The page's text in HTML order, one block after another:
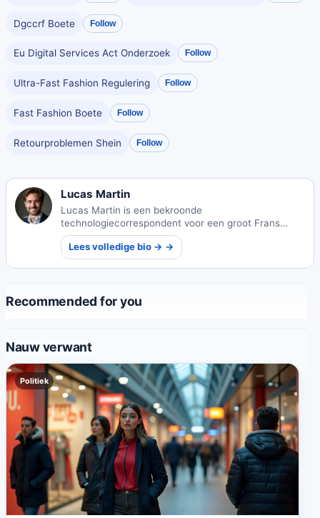
Dgccrf Boete Follow
Eu Digital Services Act Onderzoek Follow
Ultra-Fast Fashion Regulering Follow
Fast Fashion Boete Follow
Retourproblemen Shein Follow
Lucas Martin
Lucas Martin is een bekroonde
technologiecorrespondent voor een groot Frans
dagblad, bekend om het toegankelijk maken van
complexe technologische onderwerpen voor een
breed publiek.
Lees volledige bio → →
Recommended for you
Nauw verwant
Politiek